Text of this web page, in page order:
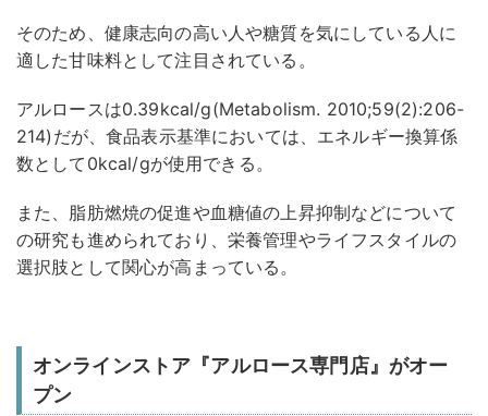
そのため、健康志向の高い人や糖質を気にしている人に
適した甘味料として注目されている。
アルロースは0.39kcal/g(Metabolism. 2010;59(2):206-
214)だが、食品表示基準においては、エネルギー換算係
数として0kcal/gが使用できる。
また、脂肪燃焼の促進や血糖値の上昇抑制などについて
の研究も進められており、栄養管理やライフスタイルの
選択肢として関心が高まっている。
オンラインストア『アルロース専門店』がオー
プン